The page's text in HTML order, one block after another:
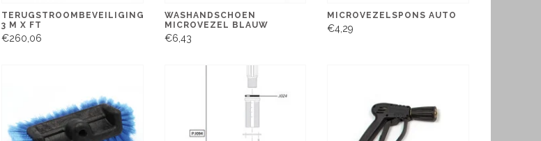
TERUGSTROOMBEVEILIGING
3 M X FT
€260,06
WASHANDSCHOEN
MICROVEZEL BLAUW
€6,43
MICROVEZELSPONS AUTO
€4,29